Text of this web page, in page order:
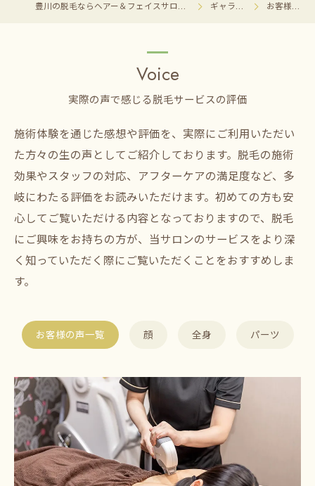
豊川の脱毛ならヘアー＆フェイスサロン グレイス ギャラリー お客様の声
Voice
実際の声で感じる脱毛サービスの評価
施術体験を通じた感想や評価を、実際にご利用いただい
た方々の生の声としてご紹介しております。脱毛の施術
効果やスタッフの対応、アフターケアの満足度など、多
岐にわたる評価をお読みいただけます。初めての方も安
心してご覧いただける内容となっておりますので、脱毛
にご興味をお持ちの方が、当サロンのサービスをより深
く知っていただく際にご覧いただくことをおすすめしま
す。
お客様の声一覧 顔 全身 パーツ